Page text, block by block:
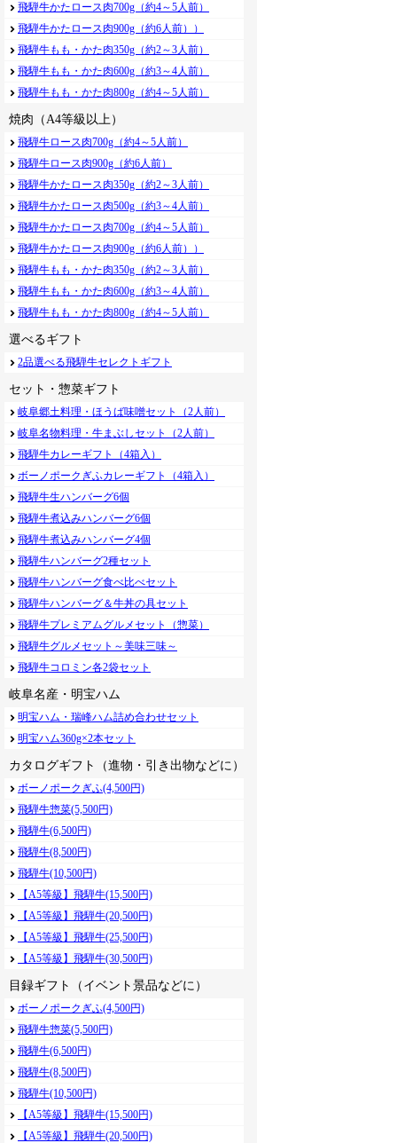
飛騨牛かたロース肉700g（約4～5人前）
飛騨牛かたロース肉900g（約6人前））
飛騨牛もも・かた肉350g（約2～3人前）
飛騨牛もも・かた肉600g（約3～4人前）
飛騨牛もも・かた肉800g（約4～5人前）
焼肉（A4等級以上）
飛騨牛ロース肉700g（約4～5人前）
飛騨牛ロース肉900g（約6人前）
飛騨牛かたロース肉350g（約2～3人前）
飛騨牛かたロース肉500g（約3～4人前）
飛騨牛かたロース肉700g（約4～5人前）
飛騨牛かたロース肉900g（約6人前））
飛騨牛もも・かた肉350g（約2～3人前）
飛騨牛もも・かた肉600g（約3～4人前）
飛騨牛もも・かた肉800g（約4～5人前）
選べるギフト
2品選べる飛騨牛セレクトギフト
セット・惣菜ギフト
岐阜郷土料理・ほうば味噌セット（2人前）
岐阜名物料理・牛まぶしセット（2人前）
飛騨牛カレーギフト（4箱入）
ボーノポークぎふカレーギフト（4箱入）
飛騨牛生ハンバーグ6個
飛騨牛煮込みハンバーグ6個
飛騨牛煮込みハンバーグ4個
飛騨牛ハンバーグ2種セット
飛騨牛ハンバーグ食べ比べセット
飛騨牛ハンバーグ＆牛丼の具セット
飛騨牛プレミアムグルメセット（惣菜）
飛騨牛グルメセット～美味三味～
飛騨牛コロミン各2袋セット
岐阜名産・明宝ハム
明宝ハム・瑞峰ハム詰め合わせセット
明宝ハム360g×2本セット
カタログギフト（進物・引き出物などに）
ボーノポークぎふ(4,500円)
飛騨牛惣菜(5,500円)
飛騨牛(6,500円)
飛騨牛(8,500円)
飛騨牛(10,500円)
【A5等級】飛騨牛(15,500円)
【A5等級】飛騨牛(20,500円)
【A5等級】飛騨牛(25,500円)
【A5等級】飛騨牛(30,500円)
目録ギフト（イベント景品などに）
ボーノポークぎふ(4,500円)
飛騨牛惣菜(5,500円)
飛騨牛(6,500円)
飛騨牛(8,500円)
飛騨牛(10,500円)
【A5等級】飛騨牛(15,500円)
【A5等級】飛騨牛(20,500円)